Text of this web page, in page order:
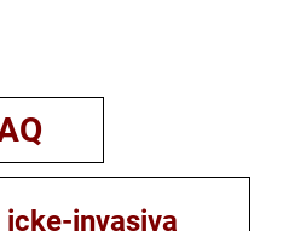
icke-invasiva